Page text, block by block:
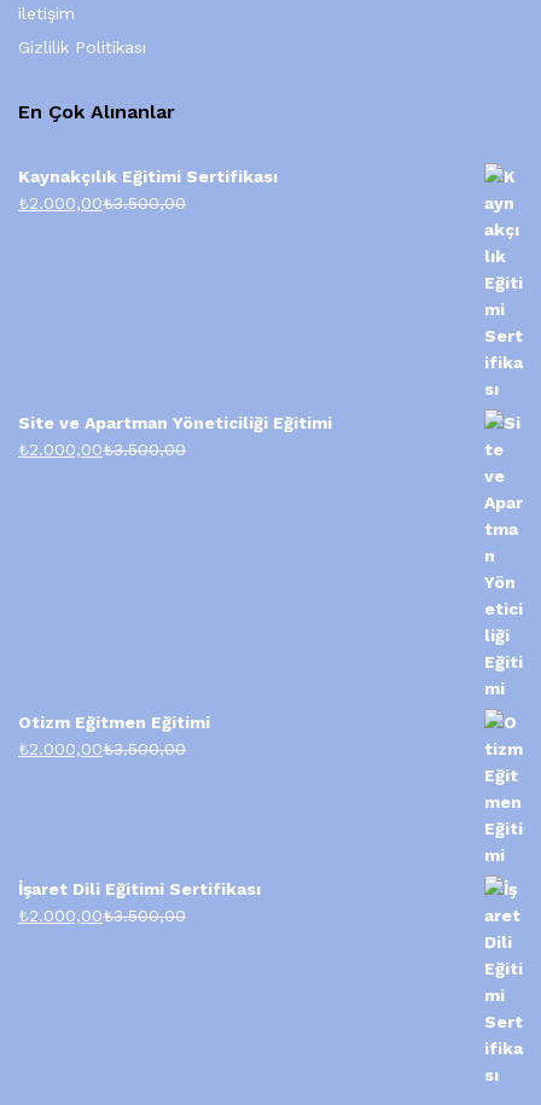
iletişim
Gizlilik Politikası
En Çok Alınanlar
Kaynakçılık Eğitimi Sertifikası
₺2.000,00₺3.500,00
Site ve Apartman Yöneticiliği Eğitimi
₺2.000,00₺3.500,00
Otizm Eğitmen Eğitimi
₺2.000,00₺3.500,00
İşaret Dili Eğitimi Sertifikası
₺2.000,00₺3.500,00